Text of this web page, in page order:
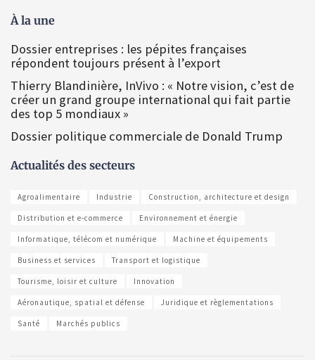
À la une
Dossier entreprises : les pépites françaises
répondent toujours présent à l’export
Thierry Blandinière, InVivo : « Notre vision, c’est de
créer un grand groupe international qui fait partie
des top 5 mondiaux »
Dossier politique commerciale de Donald Trump
Actualités des secteurs
Agroalimentaire Industrie Construction, architecture et design
Distribution et e-commerce Environnement et énergie
Informatique, télécom et numérique Machine et équipements
Business et services Transport et logistique
Tourisme, loisir et culture Innovation
Aéronautique, spatial et défense Juridique et règlementations
Santé Marchés publics